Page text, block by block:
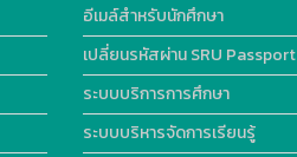
อีเมล์สำหรับนักศึกษา
เปลี่ยนรหัสผ่าน SRU Passport
ระบบบริการการศึกษา
ระบบบริหารจัดการเรียนรู้